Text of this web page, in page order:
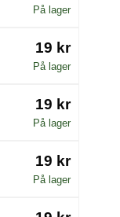
På lager
19 kr
På lager
19 kr
På lager
19 kr
På lager